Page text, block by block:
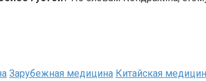
Зарубежная медицина Китайская